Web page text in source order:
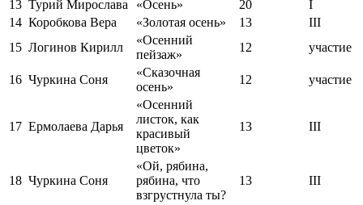
13 Турий Мирослава «Осень» 20
I
14 Коробкова Вера «Золотая осень» 13
III
15 Логинов Кирилл
«Осенний
пейзаж»
12 участие
16 Чуркина Соня
«Сказочная
осень»
12 участие
17 Ермолаева Дарья
«Осенний
листок, как
красивый
цветок»
13 III
18 Чуркина Соня
«Ой, рябина,
рябина, что
взгрустнула ты?
13 III